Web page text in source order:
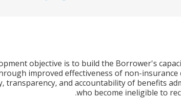
objective is to build the Borrower's
improved effectiveness of non-
transparency, and accountability of benefits
who become ineligible to